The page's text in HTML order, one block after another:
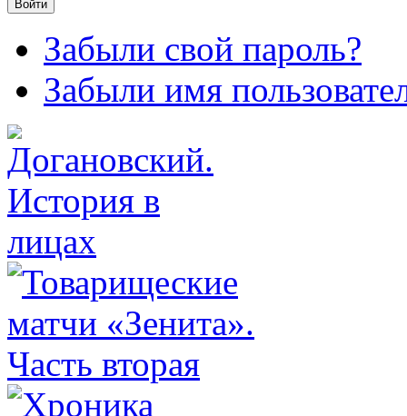
Забыли свой пароль?
Забыли имя